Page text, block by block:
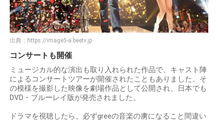
出典： https://image5-a.beetv.jp
コンサートも開催
ミュージカル的な演出も取り入れられた作品で、キャスト陣
によるコンサートツアーが開催されたこともありました。そ
の模様を撮影した映像を劇場作品として公開され、日本でも
DVD・ブルーレイ版が発売されました。
ドラマを視聴したら、必ずgreeの音楽の虜になること間違い